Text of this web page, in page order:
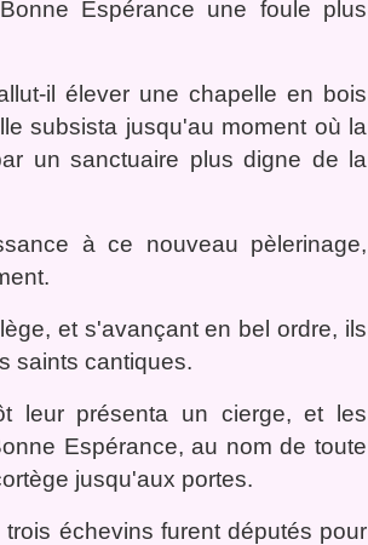
Espérance une foule plus
il élever une chapelle en bois
subsista jusqu'au moment où la
un sanctuaire plus digne de la
à ce nouveau pèlerinage,
et s'avançant en bel ordre, ils
saints cantiques.
leur présenta un cierge, et les
Espérance, au nom de toute
jusqu'aux portes.
échevins furent députés pour